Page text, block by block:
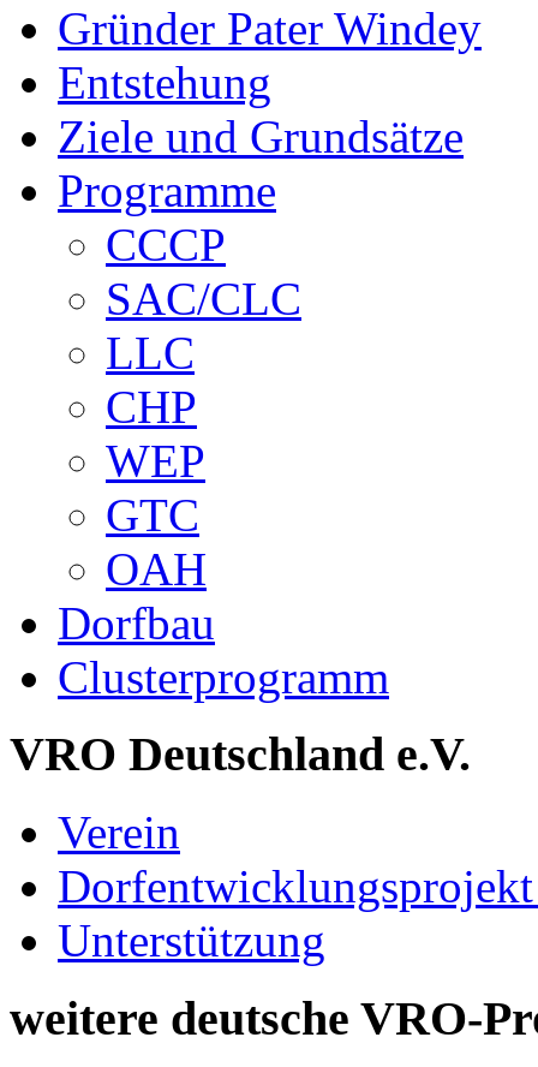
Gründer Pater Windey
Entstehung
Ziele und Grundsätze
Programme
CCCP
SAC/CLC
LLC
CHP
WEP
GTC
OAH
Dorfbau
Clusterprogramm
VRO Deutschland e.V.
Verein
Dorfentwicklungsprojekt
Unterstützung
weitere deutsche VRO-